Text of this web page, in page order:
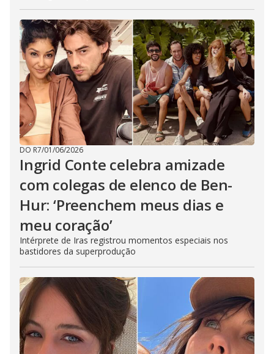
DO R7/01/06/2026
Ingrid Conte celebra amizade
com colegas de elenco de Ben-
Hur: ‘Preenchem meus dias e
meu coração’
Intérprete de Iras registrou momentos especiais nos
bastidores da superprodução